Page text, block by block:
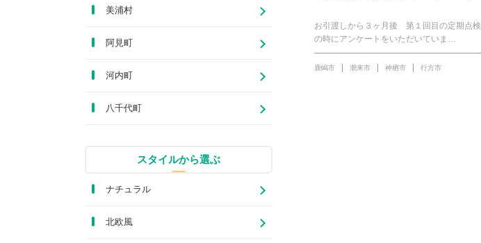
お引渡しから３ヶ月後 第１回目の定期点検
の時にアンケートをいただいていま…
鹿嶋市 潮来市 神栖市 行方市
美浦村
阿見町
河内町
八千代町
スタイルから選ぶ
ナチュラル
北欧風